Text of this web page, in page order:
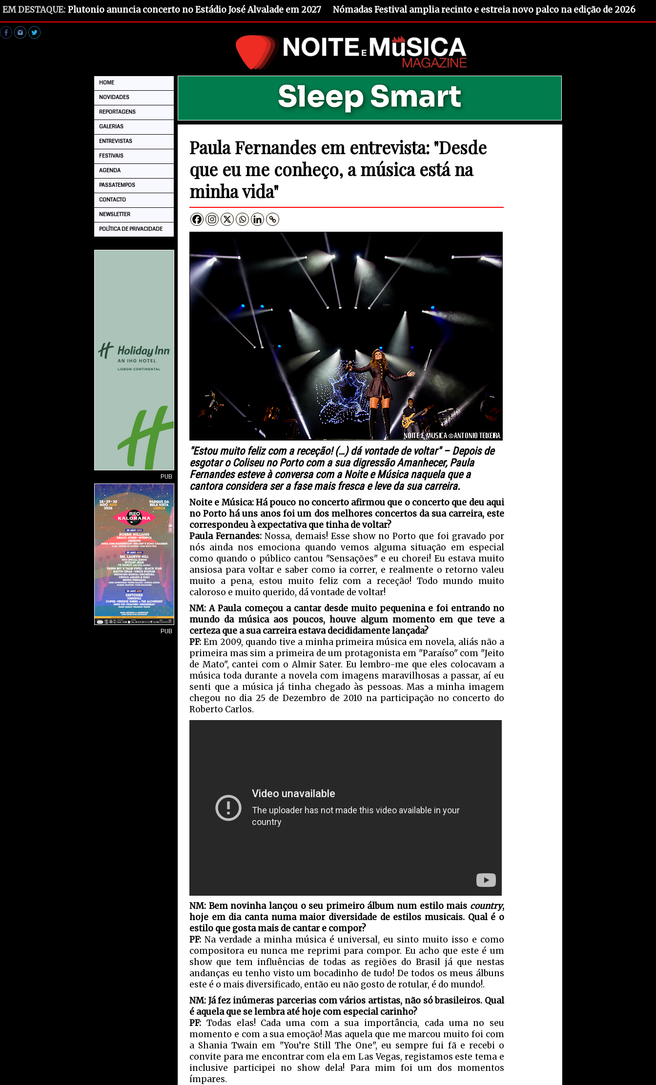
EM DESTAQUE: Plutonio anuncia concerto no Estádio José Alvalade em 2027 Nómadas Festival amplia recinto e estreia novo palco na edição de 2026
HOME
NOVIDADES
REPORTAGENS
GALERIAS
ENTREVISTAS
FESTIVAIS
AGENDA
PASSATEMPOS
CONTACTO
NEWSLETTER
POLÍTICA DE PRIVACIDADE
PUB
PUB
Paula Fernandes em entrevista: "Desde
que eu me conheço, a música está na
minha vida"
"Estou muito feliz com a receção! (…) dá vontade de voltar" – Depois de
esgotar o Coliseu no Porto com a sua digressão Amanhecer, Paula
Fernandes esteve à conversa com a Noite e Música naquela que a
cantora considera ser a fase mais fresca e leve da sua carreira.
Noite e Música: Há pouco no concerto afirmou que o concerto que deu aqui
no Porto há uns anos foi um dos melhores concertos da sua carreira, este
correspondeu à expectativa que tinha de voltar?
Paula Fernandes:Nossa, demais! Esse show no Porto que foi gravado por
nós ainda nos emociona quando vemos alguma situação em especial
como quando o público cantou "Sensações" e eu chorei! Eu estava muito
ansiosa para voltar e saber como ia correr, e realmente o retorno valeu
muito a pena, estou muito feliz com a receção! Todo mundo muito
caloroso e muito querido, dá vontade de voltar!
NM: A Paula começou a cantar desde muito pequenina e foi entrando no
mundo da música aos poucos, houve algum momento em que teve a
certeza que a sua carreira estava decididamente lançada?
PF: Em 2009, quando tive a minha primeira música em novela, aliás não a
primeira mas sim a primeira de um protagonista em "Paraíso" com "Jeito
de Mato", cantei com o Almir Sater. Eu lembro-me que eles colocavam a
música toda durante a novela com imagens maravilhosas a passar, aí eu
senti que a música já tinha chegado às pessoas. Mas a minha imagem
chegou no dia 25 de Dezembro de 2010 na participação no concerto do
Roberto Carlos.
NM: Bem novinha lançou o seu primeiro álbum num estilo mais country,
hoje em dia canta numa maior diversidade de estilos musicais. Qual é o
estilo que gosta mais de cantar e compor?
PF: Na verdade a minha música é universal, eu sinto muito isso e como
compositora eu nunca me reprimi para compor. Eu acho que este é um
show que tem influências de todas as regiões do Brasil já que nestas
andanças eu tenho visto um bocadinho de tudo! De todos os meus álbuns
este é o mais diversificado, então eu não gosto de rotular, é do mundo!.
NM: Já fez inúmeras parcerias com vários artistas, não só brasileiros. Qual
é aquela que se lembra até hoje com especial carinho?
PF: Todas elas! Cada uma com a sua importância, cada uma no seu
momento e com a sua emoção! Mas aquela que me marcou muito foi com
a Shania Twain em "You’re Still The One", eu sempre fui fã e recebi o
convite para me encontrar com ela em Las Vegas, registamos este tema e
inclusive participei no show dela! Para mim foi um dos momentos
ímpares.